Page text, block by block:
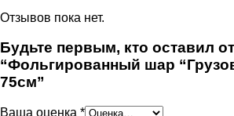
Отзывов пока нет.
Будьте первым, кто оставил
“Фольгированный шар
75см”
Ваша оценка *